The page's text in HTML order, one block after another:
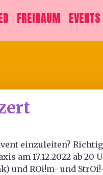
FREIRAUM EVENTS
einzuleiten?
am 17.12.2022 ab
und ROi!m- und